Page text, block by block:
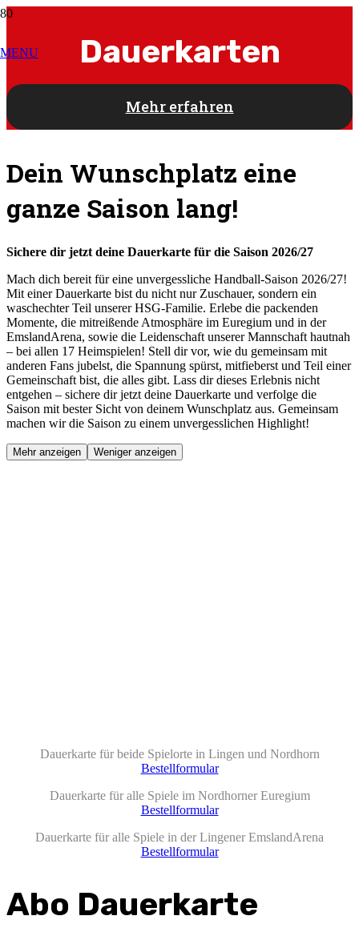
MENU Dauerkarten
Mehr erfahren
Dein Wunschplatz eine
ganze Saison lang!
Sichere dir jetzt deine Dauerkarte für die Saison 2026/27
Mach dich bereit für eine unvergessliche Handball-Saison 2026/27!
Mit einer Dauerkarte bist du nicht nur Zuschauer, sondern ein
waschechter Teil unserer HSG-Familie. Erlebe die packenden
Momente, die mitreißende Atmosphäre im Euregium und in der
EmslandArena, sowie die Leidenschaft unserer Mannschaft hautnah
– bei allen 17 Heimspielen! Stell dir vor, wie du gemeinsam mit
anderen Fans jubelst, die Spannung spürst, mitfieberst und Teil einer
Gemeinschaft bist, die alles gibt. Lass dir dieses Erlebnis nicht
entgehen – sichere dir jetzt deine Dauerkarte und verfolge die
Saison mit bester Sicht von deinem Wunschplatz aus. Gemeinsam
machen wir die Saison zu einem unvergesslichen Highlight!
Mehr anzeigen Weniger anzeigen
Dauerkarte für beide Spielorte in Lingen und Nordhorn
Bestellformular
Dauerkarte für alle Spiele im Nordhorner Euregium
Bestellformular
Dauerkarte für alle Spiele in der Lingener EmslandArena
Bestellformular
Abo Dauerkarte